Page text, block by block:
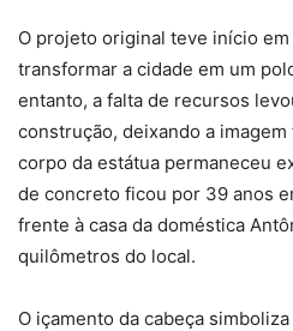
O projeto original teve início
transformar a cidade em um
entanto, a falta de recursos
construção, deixando a
corpo da estátua permaneceu
de concreto ficou por 39 anos
frente à casa da doméstica
quilômetros do local.
O içamento da cabeça